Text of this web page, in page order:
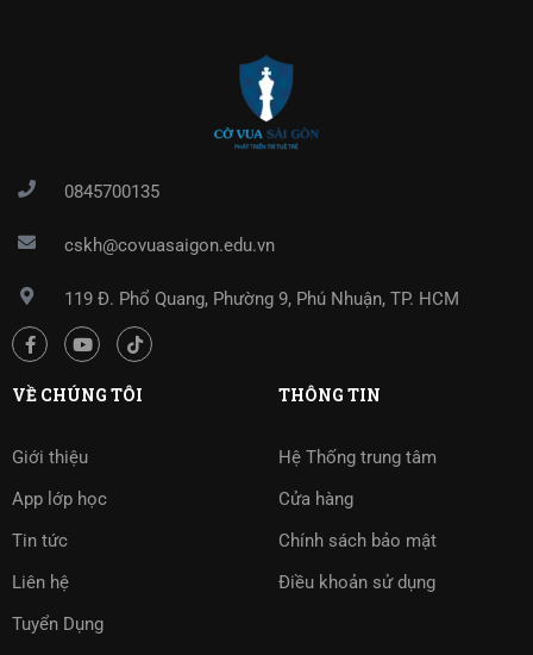
0845700135
cskh@covuasaigon.edu.vn
119 Đ. Phổ Quang, Phường 9, Phú Nhuận, TP. HCM
VỀ CHÚNG TÔI
Giới thiệu
App lớp học
Tin tức
Liên hệ
Tuyển Dụng
THÔNG TIN
Hệ Thống trung tâm
Cửa hàng
Chính sách bảo mật
Điều khoản sử dụng